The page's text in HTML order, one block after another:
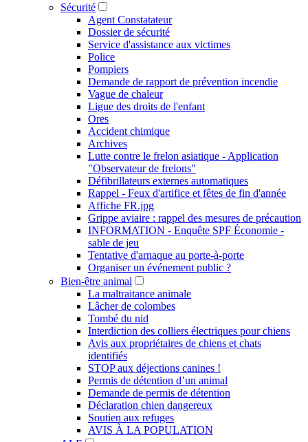
Sécurité
Agent Constatateur
Dossier de sécurité
Service d'assistance aux victimes
Police
Pompiers
Demande de rapport de prévention incendie
Vague de chaleur
Ligue des droits de l'enfant
Ores
Accident chimique
Archives
Lutte contre le frelon asiatique - Application
"Observateur de frelons"
Défibrillateurs externes automatiques
Rappel - Feux d'artifice et fêtes de fin d'année
Affiche FR.jpg
Grippe aviaire : rappel des mesures de précaution
INFORMATION - Enquête SPF Économie -
sable de jeu
Tentative d'arnaque au porte-à-porte
Organiser un événement public ?
Bien-être animal
La maltraitance animale
Lâcher de colombes
Tombé du nid
Interdiction des colliers électriques pour chiens
Avis aux propriétaires de chiens et chats
identifiés
STOP aux déjections canines !
Permis de détention d’un animal
Demande de permis de détention
Déclaration chien dangereux
Soutien aux refuges
AVIS À LA POPULATION